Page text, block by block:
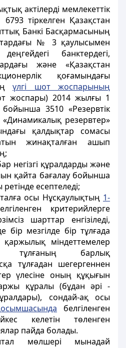
актілерді мемлекеттік
6793 тіркелген Қазақстан
Банкі Басқармасының
№ 3 қаулысымен
банктердегі,
және «Қазақстан
қоғамындағы
үлгі шот жоспарының
жоспары) 2014 жылғы 1
3510 «Резервтік
резервтер»
қалдықтар сомасы
жинақталған ашып
негізгі құралдарды және
қайта бағалау бойынша
есептеледі;
осы Нұсқаулықтың 1-
критерийлерге
шарттар енгізіледі,
бір мезгілде бір тұлғада
міндеттемелер
тұлғаның барлық
тұлғадан шегергеннен
үлесіне оның құқығын
құралы (бұдан әрі -
сондай-ақ осы
белгіленген
келетін төленген
пайда болады.
мөлшері мынадай